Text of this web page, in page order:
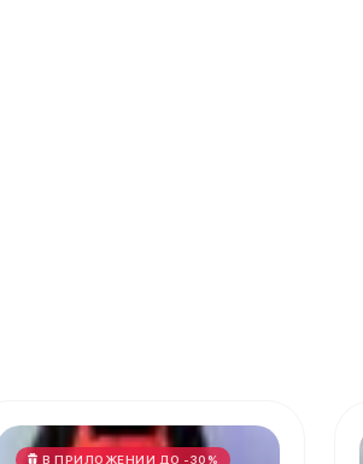
В ПРИЛОЖЕНИИ ДО -30%